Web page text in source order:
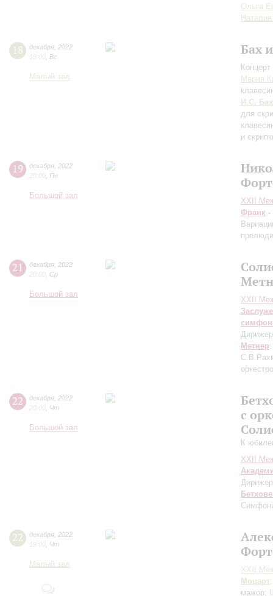
Ольга
18 декабря 2022
19:00 Вс
Малый зал
Бах
Мария
И.С. Бах
для
и
19 декабря 2022
20:00 Пн
Большой зал
XXII
Франк -
21 декабря 2022
20:00 Ср
Большой зал
XXII
Метнер
22 декабря 2022
20:00 Чт
Большой зал
с
К
XXII
22 декабря 2022
19:00 Чт
Малый зал
XXII
Моцарт
мажор;